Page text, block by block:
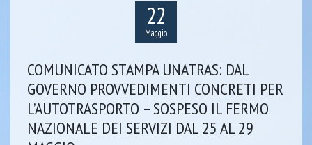
22
Maggio
COMUNICATO STAMPA UNATRAS: DAL
GOVERNO PROVVEDIMENTI CONCRETI PER
L’AUTOTRASPORTO – SOSPESO IL FERMO
NAZIONALE DEI SERVIZI DAL 25 AL 29